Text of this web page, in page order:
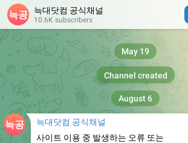
늑대닷컴 공식채널
10.6K subscribers
Channel created
May 19
늑대닷컴 공식채널
사이트 이용 중 발생하는 오류 또는
August 6